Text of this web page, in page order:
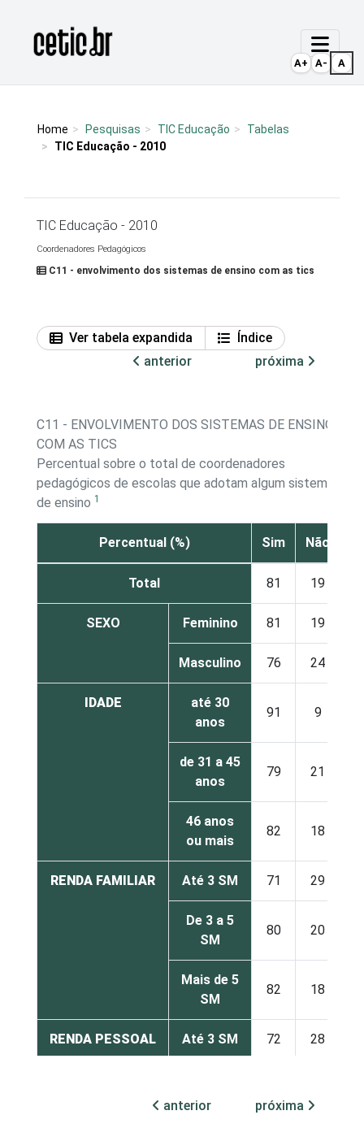
Página inicial
Home Pesquisas TIC Educação
Tabelas
TIC Educação - 2010
TIC Educação - 2010
Coordenadores Pedagógicos
C11 - envolvimento dos sistemas de ensino com as tics
Ver tabela expandida
Índice
anterior
próxima
C11 - ENVOLVIMENTO DOS SISTEMAS DE ENSINO
COM AS TICS
Percentual sobre o total de coordenadores
pedagógicos de escolas que adotam algum sistema
de ensino 1
Percentual (%) Sim Não
Total 81 19
SEXO Feminino 81 19
Masculino 76 24
IDADE
até 30
anos
91 9
de 31 a 45
anos
79 21
46 anos
ou mais
82 18
RENDA FAMILIAR Até 3 SM 71 29
De 3 a 5
SM
80 20
Mais de 5
SM
82 18
RENDA PESSOAL Até 3 SM 72 28
anterior próxima
A+ A- A